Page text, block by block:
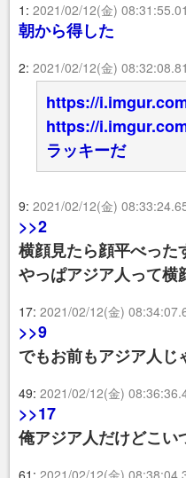
1: 2021/02/12(金)
朝から得した
2: 2021/02/12(金)
https://
https://
ラッキーだ
9: 2021/02/12(金)
>>2
横顔見たら顔平べった
やっぱアジア人って横
17: 2021/02/12(金)
>>9
でもお前もアジア人じ
49: 2021/02/12(金)
>>17
俺アジア人だけどこい
61: 2021/02/12(金)